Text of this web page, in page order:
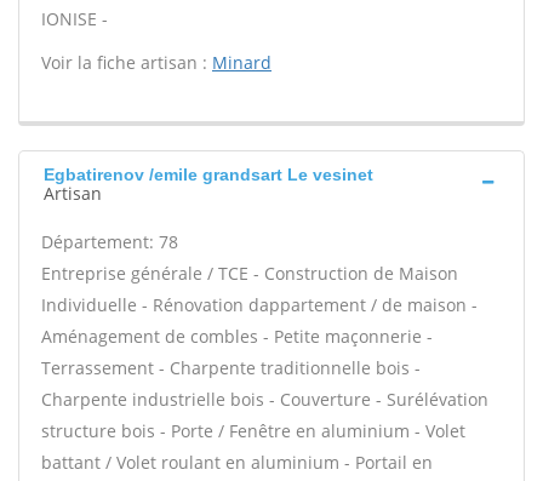
IONISE -
Voir la fiche artisan : Minard
Egbatirenov /emile grandsart Le vesinet
Artisan
Département: 78
Entreprise générale / TCE - Construction de Maison
Individuelle - Rénovation dappartement / de maison -
Aménagement de combles - Petite maçonnerie -
Terrassement - Charpente traditionnelle bois -
Charpente industrielle bois - Couverture - Surélévation
structure bois - Porte / Fenêtre en aluminium - Volet
battant / Volet roulant en aluminium - Portail en